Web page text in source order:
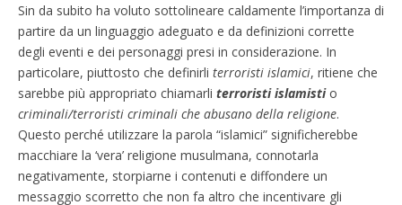
Sin da subito ha voluto sottolineare caldamente l’importanza di
partire da un linguaggio adeguato e da definizioni corrette
degli eventi e dei personaggi presi in considerazione. In
particolare, piuttosto che definirli terroristi islamici, ritiene che
sarebbe più appropriato chiamarli terroristi islamistio
criminali/terroristi criminali che abusano della religione.
Questo perché utilizzare la parola “islamici” significherebbe
macchiare la ‘vera’ religione musulmana, connotarla
negativamente, storpiarne i contenuti e diffondere un
messaggio scorretto che non fa altro che incentivare gli